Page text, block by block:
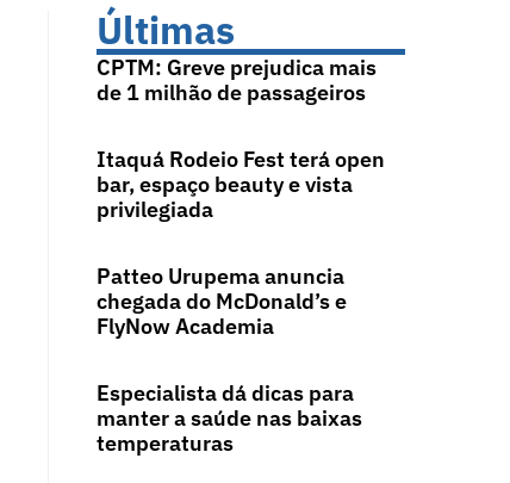
Últimas
CPTM: Greve prejudica mais
de 1 milhão de passageiros
Itaquá Rodeio Fest terá open
bar, espaço beauty e vista
privilegiada
Patteo Urupema anuncia
chegada do McDonald’s e
FlyNow Academia
Especialista dá dicas para
manter a saúde nas baixas
temperaturas